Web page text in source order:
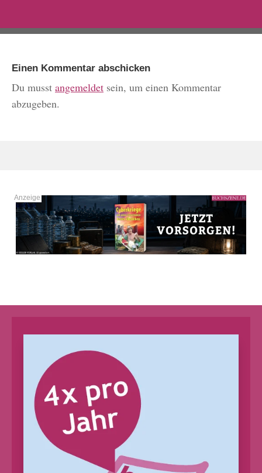
Einen Kommentar abschicken
Du musst angemeldet sein, um einen Kommentar
abzugeben.